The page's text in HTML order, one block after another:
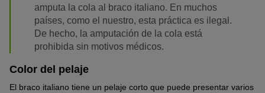
amputa la cola al braco italiano. En muchos
países, como el nuestro, esta práctica es ilegal.
De hecho, la amputación de la cola está
prohibida sin motivos médicos.
Color del pelaje
El braco italiano tiene un pelaje corto que puede presentar varios